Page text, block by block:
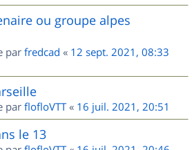
ou groupe alpes
par fredcad « 12 sept. 2021, 08:33
par flofloVTT« 16 juil. 2021, 20:51
le 13